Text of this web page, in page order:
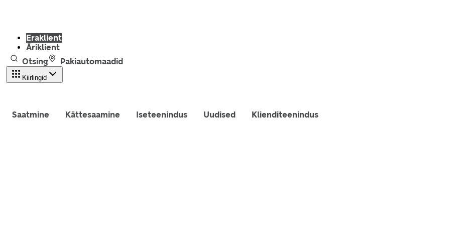
Eraklient
Äriklient
Otsing
Pakiautomaadid
Kiirlingid
Saatmine Kättesaamine Iseteenindus Uudised Klienditeenindus